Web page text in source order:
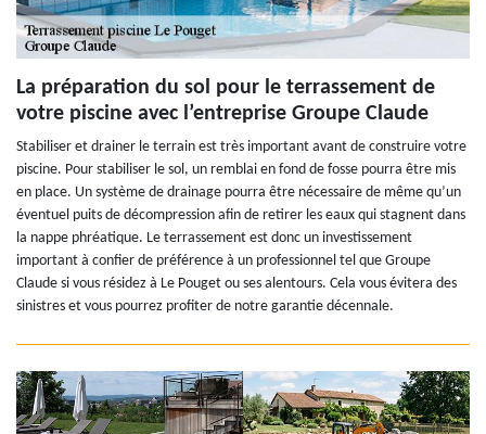
La préparation du sol pour le terrassement de
votre piscine avec l’entreprise Groupe Claude
Stabiliser et drainer le terrain est très important avant de construire votre
piscine. Pour stabiliser le sol, un remblai en fond de fosse pourra être mis
en place. Un système de drainage pourra être nécessaire de même qu’un
éventuel puits de décompression afin de retirer les eaux qui stagnent dans
la nappe phréatique. Le terrassement est donc un investissement
important à confier de préférence à un professionnel tel que Groupe
Claude si vous résidez à Le Pouget ou ses alentours. Cela vous évitera des
sinistres et vous pourrez profiter de notre garantie décennale.